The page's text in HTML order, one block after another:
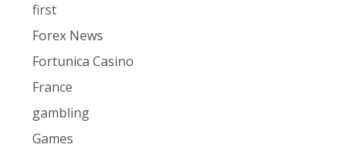
first
Forex News
Fortunica Casino
France
gambling
Games